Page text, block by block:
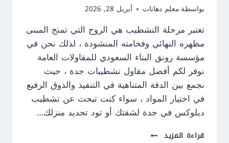
بواسطة معلم دهانات أبريل 28, 2026
تعتبر مرحلة التشطيب هي الروح التي تمنح المبنى
مظهره النهائي وفخامته المنشودة ، لذلك نحن في
مؤسسة رونق البناء السعودي للمقاولات العامة
نوفر لكم أفضل مقاول تشطيبات جدة ، حيث
نجمع بين الدقة المتناهية في التنفيذ والذوق الرفيع
في اختيار المواد ، سواء كنت تبحث عن تشطيب
ديلوكس في جدة لشقتك أو تود تجديد منزلك…
قراءة المزيد مقاول